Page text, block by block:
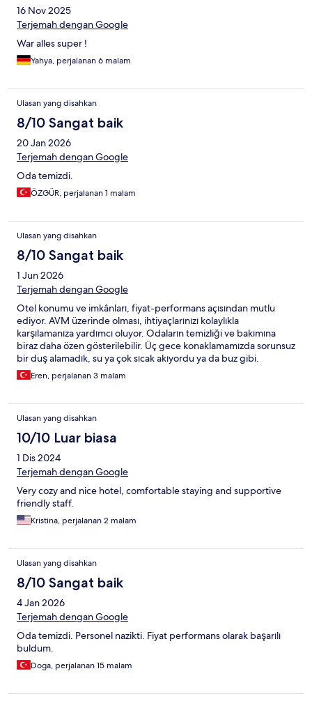
16 Nov 2025
Terjemah dengan Google
War alles super !
Yahya, perjalanan 6 malam
Ulasan yang disahkan
8/10 Sangat baik
20 Jan 2026
Terjemah dengan Google
Oda temizdi.
ÖZGÜR, perjalanan 1 malam
Ulasan yang disahkan
8/10 Sangat baik
1 Jun 2026
Terjemah dengan Google
Otel konumu ve imkânları, fiyat-performans açısından mutlu
ediyor. AVM üzerinde olması, ihtiyaçlarınızı kolaylıkla
karşılamanıza yardımcı oluyor. Odaların temizliği ve bakımına
biraz daha özen gösterilebilir. Üç gece konaklamamızda sorunsuz
bir duş alamadık, su ya çok sıcak akıyordu ya da buz gibi.
Personele söyledik ancak bir çözüm bulunamadı. Açık büfe
kahvaltı, fiyat-performans açısından gayet yeterli. Otoparkı
istasyonu olması çok büyük bir artı.
Eren, perjalanan 3 malam
Ulasan yang disahkan
10/10 Luar biasa
1 Dis 2024
Terjemah dengan Google
Very cozy and nice hotel, comfortable staying and supportive
friendly staff.
Kristina, perjalanan 2 malam
Ulasan yang disahkan
8/10 Sangat baik
4 Jan 2026
Terjemah dengan Google
Oda temizdi. Personel nazikti. Fiyat performans olarak başarılı
buldum.
Doga, perjalanan 15 malam